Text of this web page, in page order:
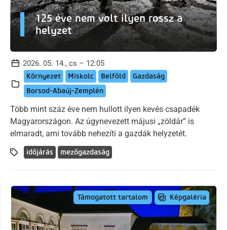
125 éve nem volt ilyen rossz a
helyzet
2026. 05. 14., cs – 12:05
Környezet Miskolc Belföld
Gazdaság
Borsod-Abaúj-Zemplén
Több mint száz éve nem hullott ilyen kevés csapadék
Magyarországon. Az úgynevezett májusi „zöldár” is
elmaradt, ami tovább nehezíti a gazdák helyzetét.
időjárás mezőgazdaság
Támogatott tartalom Képgaléria